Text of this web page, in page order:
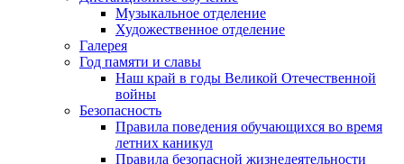
Музыкальное отделение
Художественное отделение
Галерея
Год памяти и славы
Наш край в годы Великой Отечественной
войны
Безопасность
Правила поведения обучающихся во время
летних каникул
Правила безопасной жизнедеятельности